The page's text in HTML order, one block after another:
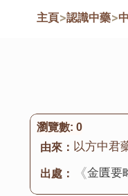
主頁>認識中藥>
瀏覽數:0
由來： 以方中君
出處：
《金匱要